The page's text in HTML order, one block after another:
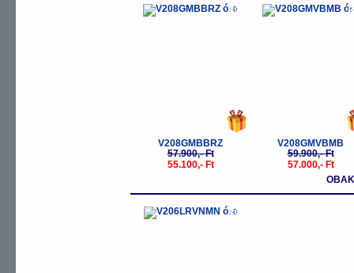
-5%
V208GMBBRZ
57.900,- Ft
55.100,- Ft
-
V208GMVBMB
59.900,- Ft
57.000,- Ft
-5%